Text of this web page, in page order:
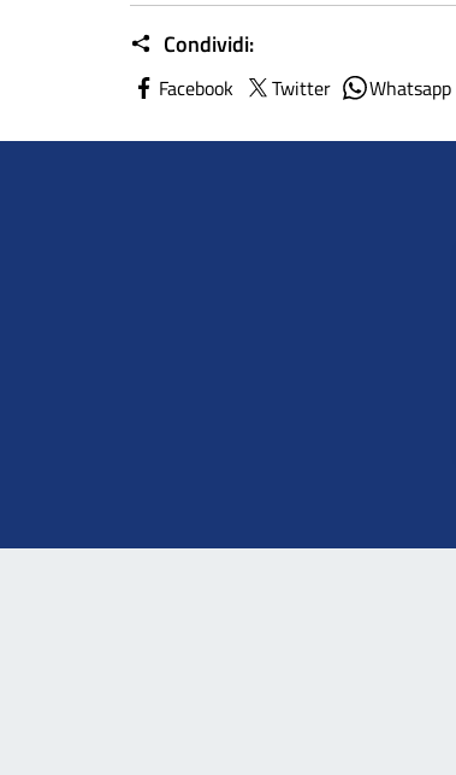
Condividi:
Facebook Twitter Whatsapp